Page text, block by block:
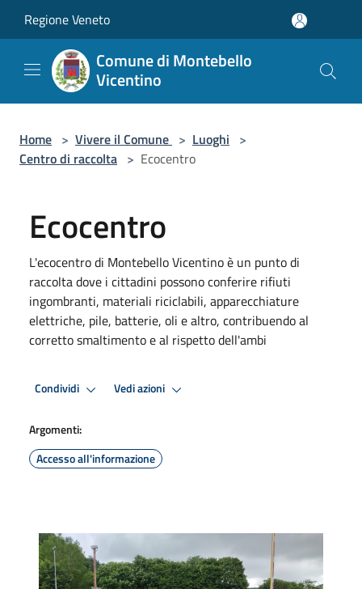
Regione Veneto
Comune di Montebello
Vicentino
Home > Vivere il Comune > Luoghi >
Centro di raccolta > Ecocentro
Ecocentro
L'ecocentro di Montebello Vicentino è un punto di
raccolta dove i cittadini possono conferire rifiuti
ingombranti, materiali riciclabili, apparecchiature
elettriche, pile, batterie, oli e altro, contribuendo al
corretto smaltimento e al rispetto dell'ambi
Condividi Vedi azioni
Argomenti:
Accesso all'informazione